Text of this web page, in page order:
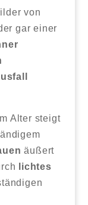
von
gar einer
Alter steigt
äußert
lichtes